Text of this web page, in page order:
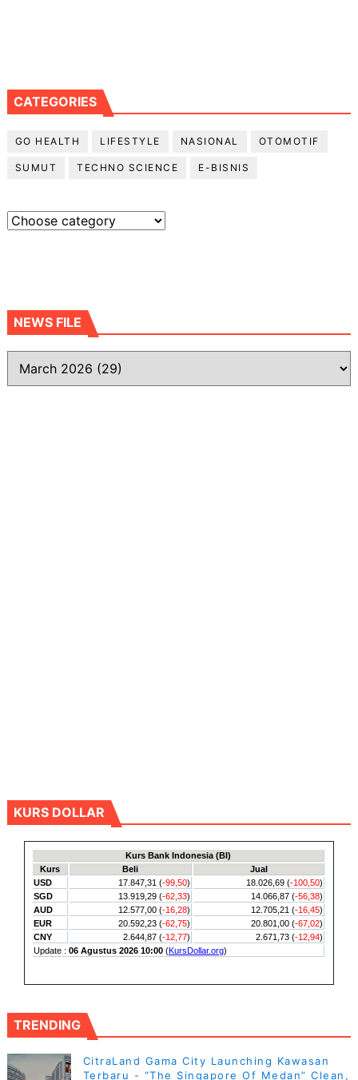
CATEGORIES
GO HEALTH LIFESTYLE NASIONAL OTOMOTIF
SUMUT TECHNO SCIENCE E-BISNIS
NEWS FILE
KURS DOLLAR
TRENDING
CitraLand Gama City Launching Kawasan
Terbaru - “The Singapore Of Medan” Clean,